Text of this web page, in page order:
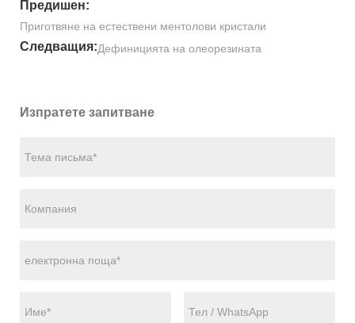
Предишен:
Приготвяне на естествени ментолови кристали
Следващия:Дефиницията на олеорезината
Изпратете запитване